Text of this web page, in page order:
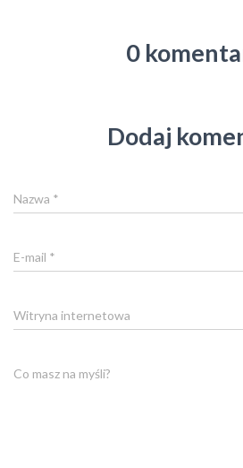
0
Dodaj
Nazwa *
E-mail *
Witryna internetowa
Co masz na myśli?